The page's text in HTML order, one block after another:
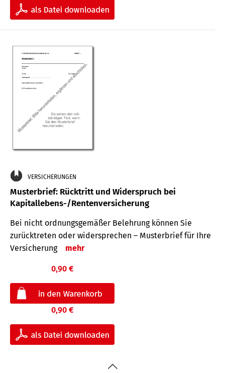
VERSICHERUNGEN
Musterbrief: Rücktritt und Widerspruch bei
Kapitallebens-/Rentenversicherung
Bei nicht ordnungsgemäßer Belehrung können Sie
zurücktreten oder widersprechen – Musterbrief für Ihre
Versicherung
mehr
0,90 €
0,90 €